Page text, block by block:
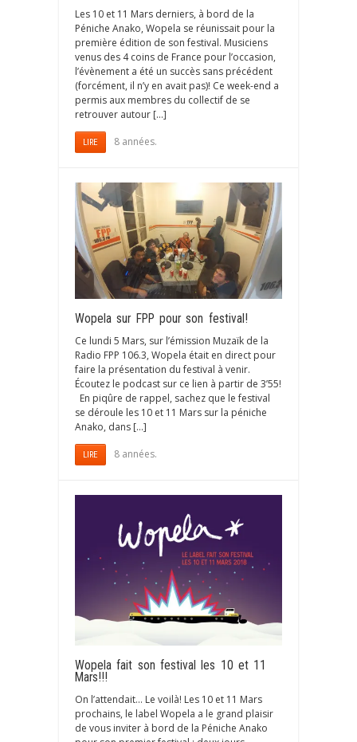
Les 10 et 11 Mars derniers, à bord de la
Péniche Anako, Wopela se réunissait pour la
première édition de son festival. Musiciens
venus des 4 coins de France pour l’occasion,
l’évènement a été un succès sans précédent
(forcément, il n’y en avait pas)! Ce week-end a
permis aux membres du collectif de se
retrouver autour […]
LIRE 8 années.
Wopela sur FPP pour son festival!
Ce lundi 5 Mars, sur l’émission Muzaïk de la
Radio FPP 106.3, Wopela était en direct pour
faire la présentation du festival à venir.
Écoutez le podcast sur ce lien à partir de 3’55!
En piqûre de rappel, sachez que le festival
se déroule les 10 et 11 Mars sur la péniche
Anako, dans […]
LIRE 8 années.
Wopela fait son festival les 10 et 11
Mars!!!
On l’attendait… Le voilà! Les 10 et 11 Mars
prochains, le label Wopela a le grand plaisir
de vous inviter à bord de la Péniche Anako